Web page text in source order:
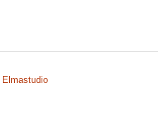
Elmastudio